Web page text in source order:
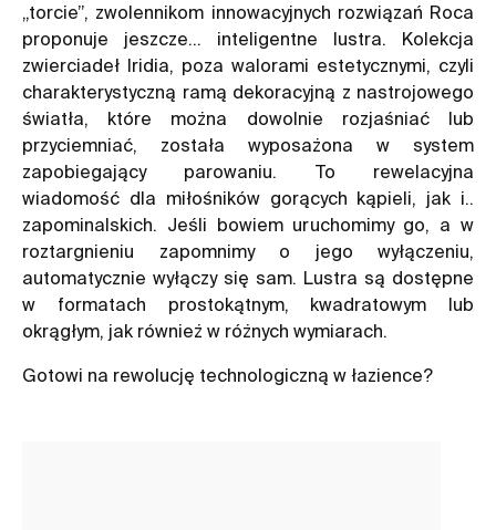
„torcie”, zwolennikom innowacyjnych rozwiązań Roca
proponuje jeszcze… inteligentne lustra . Kolekcja
zwierciadeł Iridia, poza walorami estetycznymi, czyli
charakterystyczną ramą dekoracyjną z nastrojowego
światła, które można dowolnie rozjaśniać lub
przyciemniać, została wyposażona w system
zapobiegający parowaniu. To rewelacyjna
wiadomość dla miłośników gorących kąpieli, jak i..
zapominalskich. Jeśli bowiem uruchomimy go, a w
roztargnieniu zapomnimy o jego wyłączeniu,
automatycznie wyłączy się sam. Lustra są dostępne
w formatach prostokątnym, kwadratowym lub
okrągłym, jak również w różnych wymiarach.
Gotowi na rewolucję technologiczną w łazience?